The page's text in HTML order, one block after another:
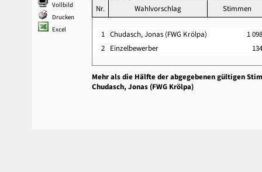
Vollbild
Drucken
Excel
Nr.
Wahlvorschlag Stimmen
1 Chudasch, Jonas (FWG Krölpa)
1 098
2 Einzelbewerber
Mehr als die Hälfte der abgegebenen gültigen
Chudasch, Jonas (FWG Krölpa)